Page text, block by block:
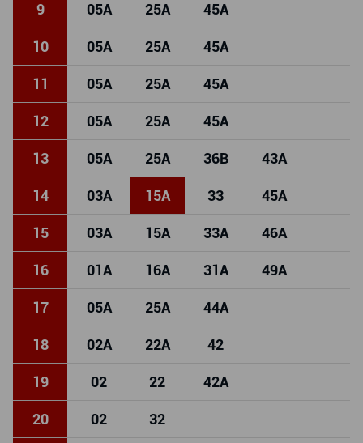
9 05A 25A 45A
10 05A 25A 45A
11 05A 25A 45A
12 05A 25A 45A
13 05A 25A 36B 43A
14 03A 15A 33 45A
15 03A 15A 33A 46A
16 01A 16A 31A 49A
17 05A 25A 44A
18 02A 22A 42
19 02 22 42A
20 02 32